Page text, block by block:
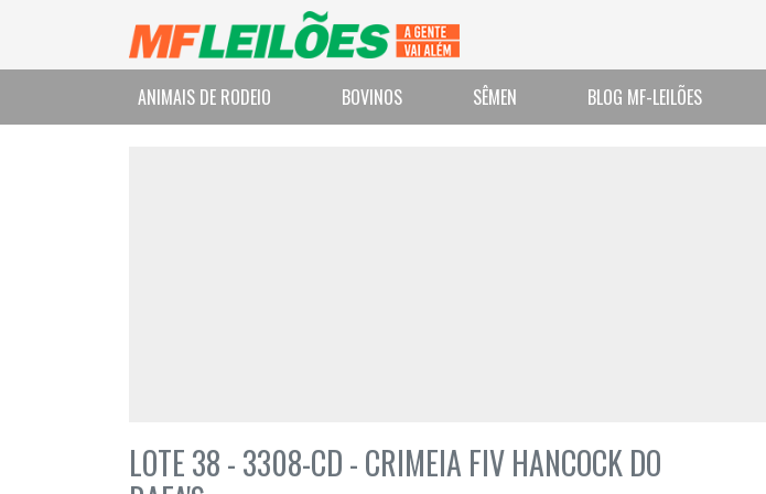
ANIMAIS DE RODEIO BOVINOS SÊMEN BLOG MF-LEILÕES
LOTE 38 - 3308-CD - CRIMEIA FIV HANCOCK DO